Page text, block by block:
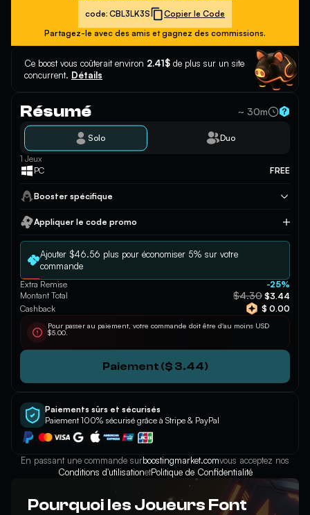
code: CBL3LK3S
Copier le Code
Partagez-le avec des amis et gagnez des commissions.
Ce boost vous coûterait environ 2.41$ de plus sur un site
concurrent. Détails
Résumé ~ 30m
Solo Duo
1 Jeux
PC
FREE
Booster spécifique
Appliquer le code promo
Appliquer
Ajouter $46.56 plus pour économiser 5% sur votre
commande
Extra Remise
-25%
Montant Total
$4.30 $3.44
Cashback
$ 0.00
Pour passer au paiement, votre commande doit être d'au moins USD
$5.00.
Paiement ($ 3.44)
Paiements sûrs et sécurisés
Paiement 100% sécurisé grâce à Stripe & PayPal
En passant une commande surboostingmarket.comvous acceptez nos
Conditions d'utilisationetPolitique de Confidentialité
Pourquoi les Joueurs Font